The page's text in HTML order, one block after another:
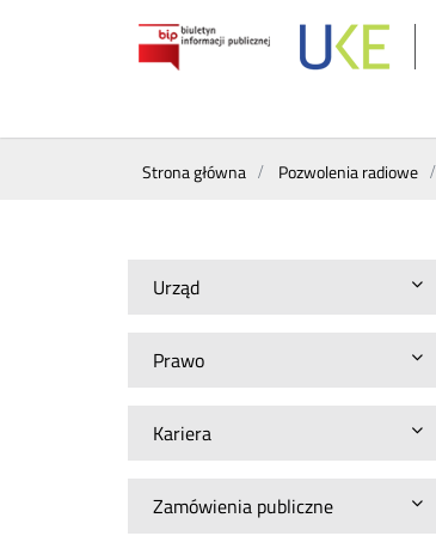
Wyszukiwarka
Strona główna Pozwolenia radiowe
Urząd
Prawo
Kariera
Zamówienia publiczne